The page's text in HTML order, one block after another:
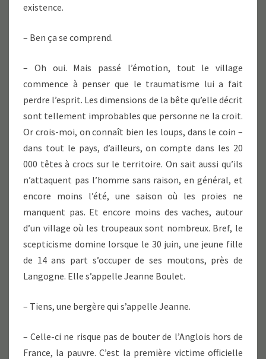
existence.
– Ben ça se comprend.
– Oh oui. Mais passé l’émotion, tout le village
commence à penser que le traumatisme lui a fait
perdre l’esprit. Les dimensions de la bête qu’elle décrit
sont tellement improbables que personne ne la croit.
Or crois-moi, on connaît bien les loups, dans le coin –
dans tout le pays, d’ailleurs, on compte dans les 20
000 têtes à crocs sur le territoire. On sait aussi qu’ils
n’attaquent pas l’homme sans raison, en général, et
encore moins l’été, une saison où les proies ne
manquent pas. Et encore moins des vaches, autour
d’un village où les troupeaux sont nombreux. Bref, le
scepticisme domine lorsque le 30 juin, une jeune fille
de 14 ans part s’occuper de ses moutons, près de
Langogne. Elle s’appelle Jeanne Boulet.
– Tiens, une bergère qui s’appelle Jeanne.
– Celle-ci ne risque pas de bouter de l’Anglois hors de
France, la pauvre. C’est la première victime officielle